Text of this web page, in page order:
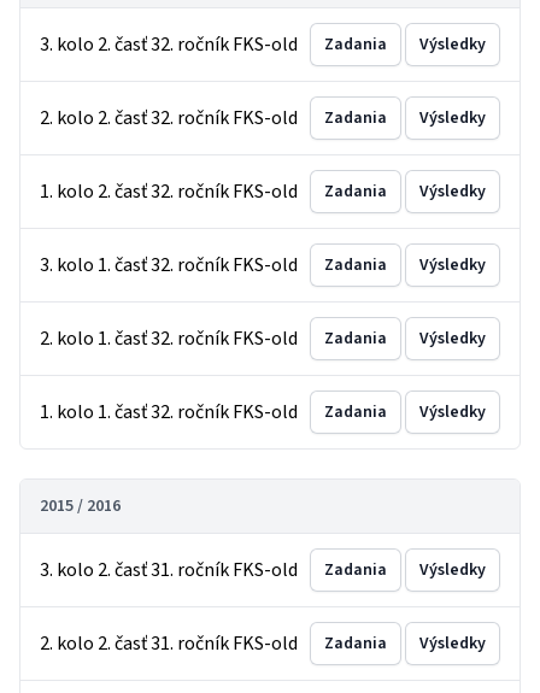
3. kolo 2. časť 32. ročník FKS-old Zadania Výsledky
2. kolo 2. časť 32. ročník FKS-old Zadania Výsledky
1. kolo 2. časť 32. ročník FKS-old Zadania Výsledky
3. kolo 1. časť 32. ročník FKS-old Zadania Výsledky
2. kolo 1. časť 32. ročník FKS-old Zadania Výsledky
1. kolo 1. časť 32. ročník FKS-old Zadania Výsledky
2015 / 2016
3. kolo 2. časť 31. ročník FKS-old Zadania Výsledky
2. kolo 2. časť 31. ročník FKS-old Zadania Výsledky